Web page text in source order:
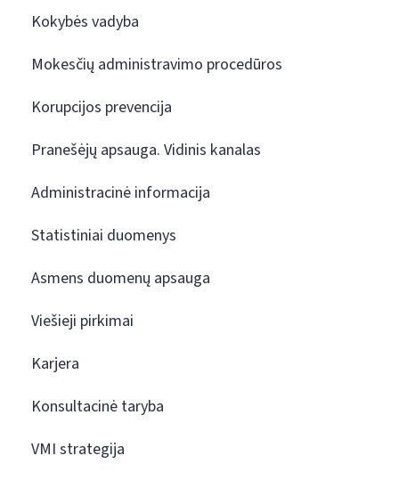
Kokybės vadyba
Mokesčių administravimo procedūros
Korupcijos prevencija
Pranešėjų apsauga. Vidinis kanalas
Administracinė informacija
Statistiniai duomenys
Asmens duomenų apsauga
Viešieji pirkimai
Karjera
Konsultacinė taryba
VMI strategija